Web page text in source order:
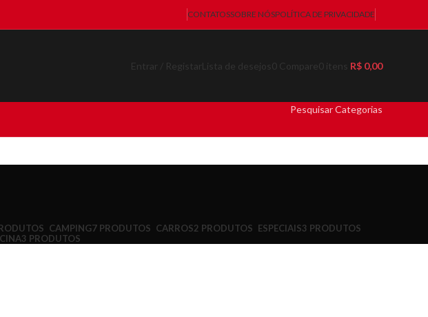
CONTATOSSOBRE NÓSPOLÍTICA DE PRIVACIDADE
Entrar / Registar Lista de desejos 0 Compare0 itens R$ 0,00
Pesquisar Categorias
CAMPING7 PRODUTOS CARROS2 PRODUTOS ESPECIAIS3 PRODUTOS
3 PRODUTOS